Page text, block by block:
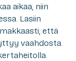
aikaa, niin
Lasiin
että
vaahdosta.